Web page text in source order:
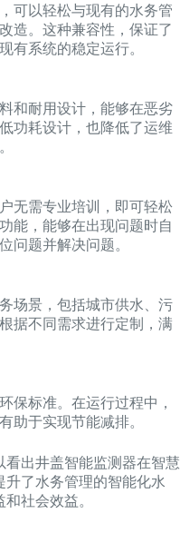
可以轻松与现有的水务管
造。这种兼容性，保证了
有系统的稳定运行。
和耐用设计，能够在恶劣
功耗设计，也降低了运维
无需专业培训，即可轻松
能，能够在出现问题时自
问题并解决问题。
场景，包括城市供水、污
据不同需求进行定制，满
保标准。在运行过程中，
助于实现节能减排。
出井盖智能监测器在智慧
了水务管理的智能化水
社会效益。